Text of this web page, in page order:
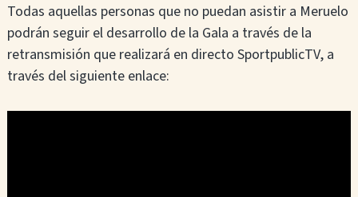
Todas aquellas personas que no puedan asistir a Meruelo
podrán seguir el desarrollo de la Gala a través de la
retransmisión que realizará en directo SportpublicTV, a
través del siguiente enlace: